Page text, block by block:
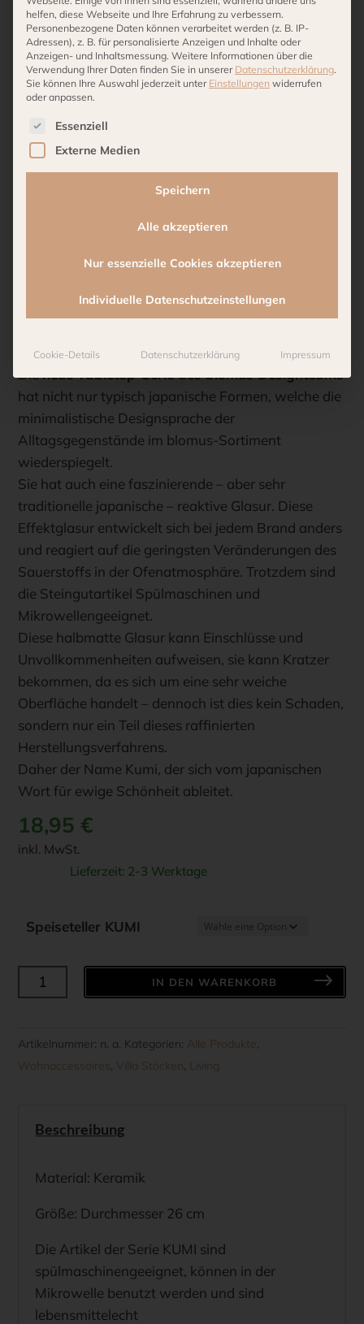
BLOMUS SPEISETELLER
“KUMI” FARBE – Fungi u.
Dieneue Tabletop-Serie des blomus Designteams
hat nicht nur typisch japanische Formen, welche die
minimalistische Designsprache der
Alltagsgegenstände im blomus-Sortiment
wiederspiegelt.
Sie hat auch eine faszinierende – aber sehr
traditionelle japanische – reaktive Glasur. Diese
Effektglasur entwickelt sich bei jedem Brand anders
und reagiert auf die geringsten Veränderungen des
Sauerstoffs in der Ofenatmosphäre. Trotzdem sind
die Steingutartikel Spülmaschinen und
Mikrowellengeeignet.
Diese halbmatte Glasur kann Einschlüsse und
Unvollkommenheiten aufweisen, sie kann Kratzer
bekommen, da es sich um eine sehr weiche
Oberfläche handelt – dennoch ist dies kein Schaden,
sondern nur ein Teil dieses raffinierten
Herstellungsverfahrens.
Daher der Name Kumi, der sich vom japanischen
Wort für ewige Schönheit ableitet.
18,95 €
inkl. MwSt.
Lieferzeit: 2-3 Werktage
Speiseteller KUMI
BLOMUS
SPEISETELLER
FARBE
-
Espresso
IN DEN WARENKORB
Artikelnummer: n. a. Kategorien: Alle Produkte,
Wohnaccessoires, Villa Stöcken, Living
Beschreibung
Material: Keramik
Größe: Durchmesser 26 cm
Die Artikel der Serie KUMI sind
spülmaschinengeeignet, können in der
Mikrowelle benutzt werden und sind
lebensmittelecht
helfen, diese Webseite und Ihre Erfahrung zu verbessern.
Personenbezogene Daten können verarbeitet werden (z. B. IP-
Adressen), z. B. für personalisierte Anzeigen und Inhalte oder
Anzeigen- und Inhaltsmessung. Weitere Informationen über die
Verwendung Ihrer Daten finden Sie in unserer Datenschutzerklärung.
Sie können Ihre Auswahl jederzeit unter Einstellungen widerrufen
oder anpassen.
Es folgt eine Liste der Service-Gruppen, für die eine
Essenziell
Externe Medien
Speichern
Alle akzeptieren
Nur essenzielle Cookies akzeptieren
Individuelle Datenschutzeinstellungen
Cookie-Details Datenschutzerklärung Impressum